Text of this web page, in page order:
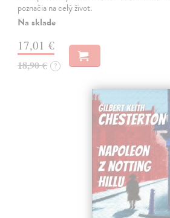
poznačia na celý život.
Na sklade
17,01 €
18,90 € ?